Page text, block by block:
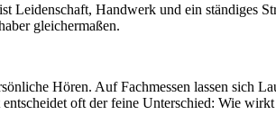
Handwerk und ein ständiges
gleichermaßen.
Hören. Auf Fachmessen lassen sich
oft der feine Unterschied: Wie